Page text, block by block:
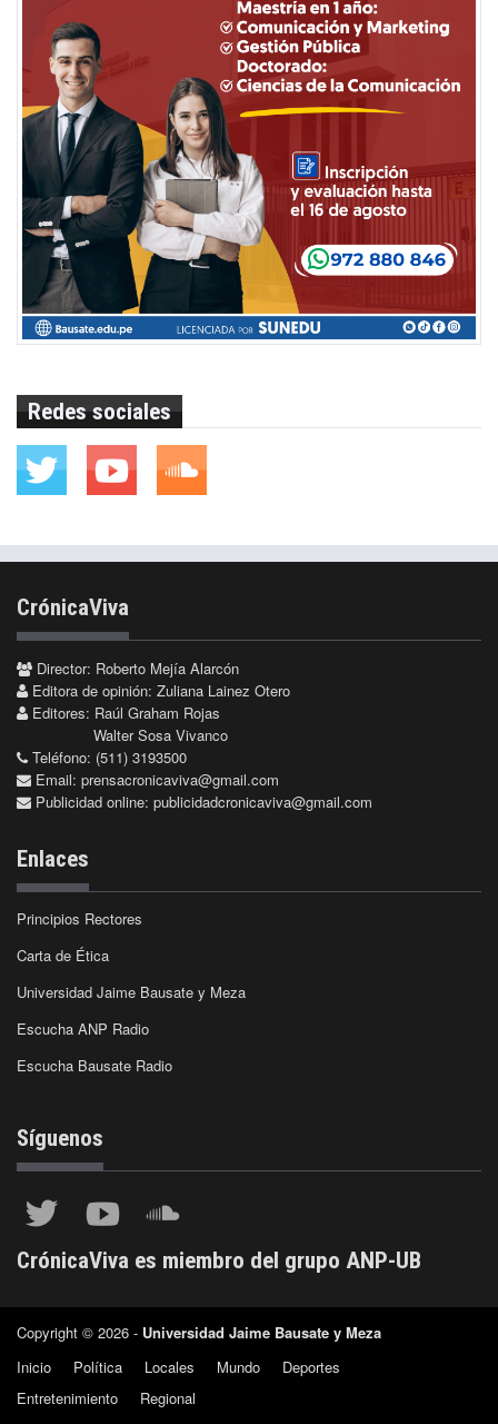
Redes sociales
CrónicaViva
Director: Roberto Mejía Alarcón
Editora de opinión: Zuliana Lainez Otero
Editores: Raúl Graham Rojas
Walter Sosa Vivanco
Teléfono: (511) 3193500
Email: prensacronicaviva@gmail.com
Publicidad online: publicidadcronicaviva@gmail.com
Enlaces
Principios Rectores
Carta de Ética
Universidad Jaime Bausate y Meza
Escucha ANP Radio
Escucha Bausate Radio
Síguenos
CrónicaViva es miembro del grupo ANP-UB
Copyright © 2026 - Universidad Jaime Bausate y Meza
Inicio
Política Locales Mundo
Deportes
Entretenimiento
Regional